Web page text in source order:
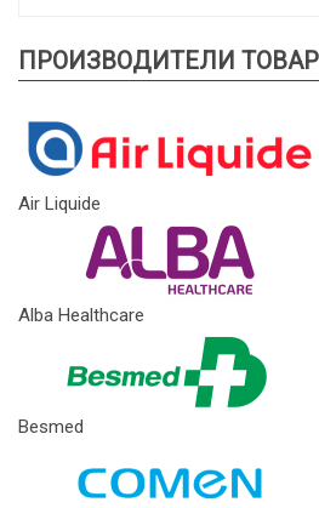
ПРОИЗВОДИТЕЛИ
Air Liquide
Alba Healthcare
Besmed